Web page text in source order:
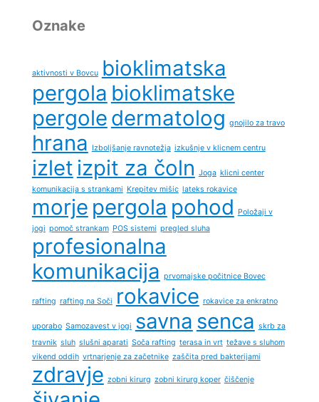
Oznake
aktivnosti v Bovcu bioklimatska
pergola bioklimatske
pergole dermatolog gnojilo za travo
hrana Izboljšanje ravnotežja izkušnje v klicnem centru
izlet izpit za čoln Joga klicni center
komunikacija s strankami Krepitev mišic lateks rokavice
morje pergola pohod
Položaji v
jogi pomoč strankam POS sistemi pregled sluha
profesionalna
komunikacija prvomajske počitnice Bovec
rafting rafting na Soči rokavice rokavice za enkratno
uporabo Samozavest v jogi savna senca skrb za
travnik sluh slušni aparati Soča rafting terasa in vrt težave s sluhom
vikend oddih vrtnarjenje za začetnike zaščita pred bakterijami
zdravje zobni kirurg zobni kirurg koper čiščenje